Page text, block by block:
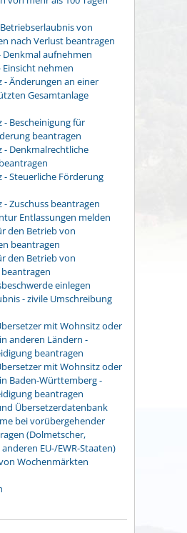
von
nach Verlust beantragen
Denkmal aufnehmen
nehmen
- Änderungen an einer
Gesamtanlage
- Bescheinigung für
beantragen
- Denkmalrechtliche
- Steuerliche Förderung
- Zuschuss beantragen
Entlassungen melden
den Betrieb von
beantragen
den Betrieb von
einlegen
- zivile Umschreibung
mit Wohnsitz oder
anderen Ländern -
beantragen
mit Wohnsitz oder
Baden-Württemberg -
beantragen
Übersetzerdatenbank
bei vorübergehender
(Dolmetscher,
EU-/EWR-Staaten)
Wochenmärkten